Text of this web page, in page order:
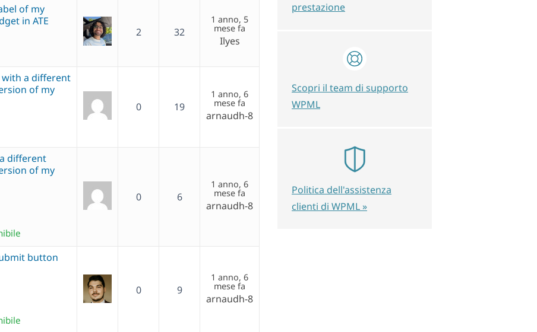
of my
in ATE
2 32
1 anno, 5
mese fa
Ilyes
with a different
of my
0 19
1 anno, 6
mese fa
arnaudh-8
different
of my
0 6
1 anno, 6
mese fa
arnaudh-8
button
0 9
1 anno, 6
mese fa
arnaudh-8
prestazione
Scopri il team di supporto
WPML
Politica dell'assistenza
clienti di WPML »